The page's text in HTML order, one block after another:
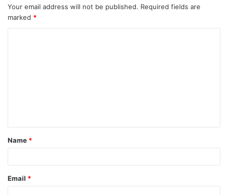
Your email address will not be published. Required fields are
marked *
t
*
Name *
Email *